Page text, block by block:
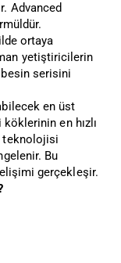
Advanced
ortaya
yetiştiricilerin
besin serisini
en üst
en hızlı
teknolojisi
Bu
gerçekleşir.